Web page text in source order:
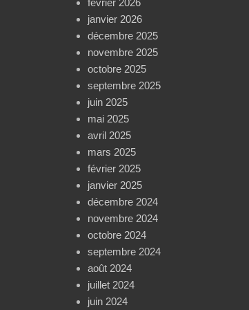
janvier 2026
décembre 2025
novembre 2025
octobre 2025
septembre 2025
juin 2025
mai 2025
avril 2025
mars 2025
février 2025
janvier 2025
décembre 2024
novembre 2024
octobre 2024
septembre 2024
août 2024
juillet 2024
juin 2024